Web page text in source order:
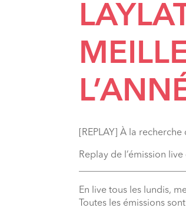
[REPLAY] À la
Replay de l’émission
En live tous les lundis,
Toutes les émissions